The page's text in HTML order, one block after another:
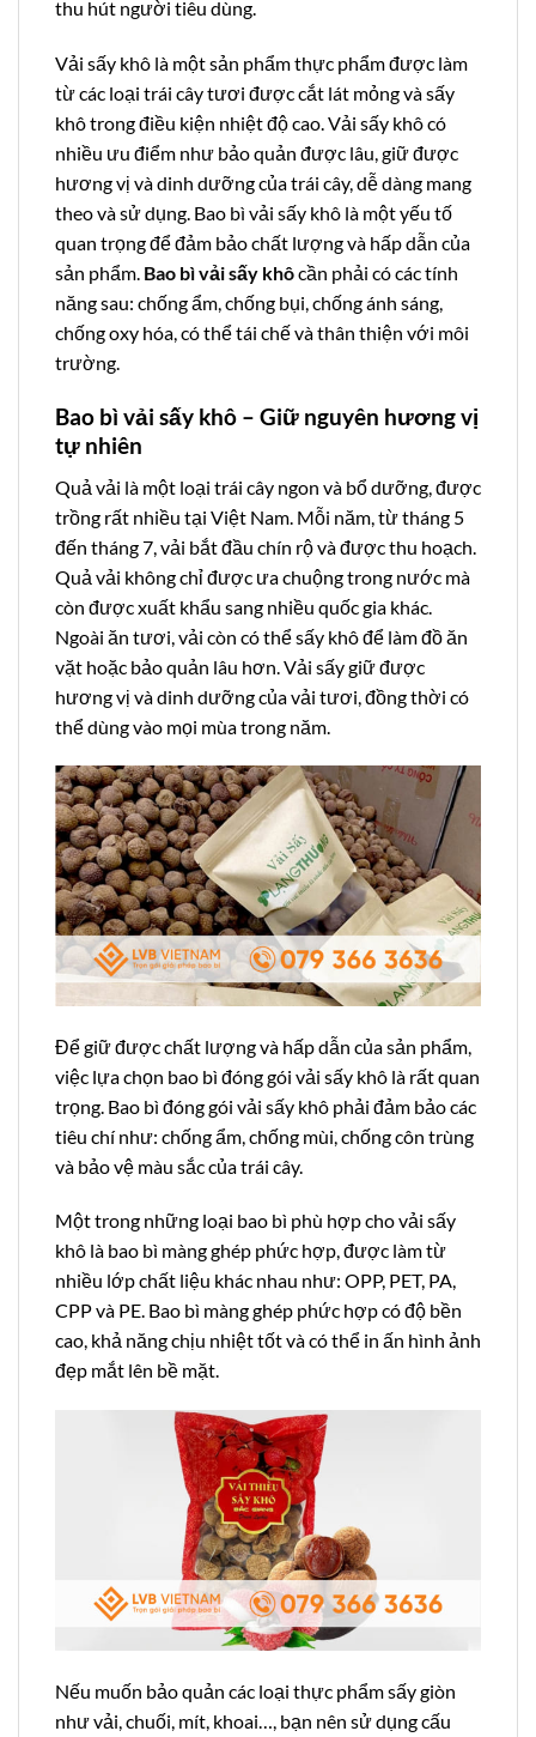
thu hút người tiêu dùng.
Vải sấy khô là một sản phẩm thực phẩm được làm
từ các loại trái cây tươi được cắt lát mỏng và sấy
khô trong điều kiện nhiệt độ cao. Vải sấy khô có
nhiều ưu điểm như bảo quản được lâu, giữ được
hương vị và dinh dưỡng của trái cây, dễ dàng mang
theo và sử dụng. Bao bì vải sấy khô là một yếu tố
quan trọng để đảm bảo chất lượng và hấp dẫn của
sản phẩm. Bao bì vải sấy khôcần phải có các tính
năng sau: chống ẩm, chống bụi, chống ánh sáng,
chống oxy hóa, có thể tái chế và thân thiện với môi
trường.
Bao bì vải sấy khô – Giữ nguyên hương vị
tự nhiên
Quả vải là một loại trái cây ngon và bổ dưỡng, được
trồng rất nhiều tại Việt Nam. Mỗi năm, từ tháng 5
đến tháng 7, vải bắt đầu chín rộ và được thu hoạch.
Quả vải không chỉ được ưa chuộng trong nước mà
còn được xuất khẩu sang nhiều quốc gia khác.
Ngoài ăn tươi, vải còn có thể sấy khô để làm đồ ăn
vặt hoặc bảo quản lâu hơn. Vải sấy giữ được
hương vị và dinh dưỡng của vải tươi, đồng thời có
thể dùng vào mọi mùa trong năm.
Để giữ được chất lượng và hấp dẫn của sản phẩm,
việc lựa chọn bao bì đóng gói vải sấy khô là rất quan
trọng. Bao bì đóng gói vải sấy khô phải đảm bảo các
tiêu chí như: chống ẩm, chống mùi, chống côn trùng
và bảo vệ màu sắc của trái cây.
Một trong những loại bao bì phù hợp cho vải sấy
khô là bao bì màng ghép phức hợp, được làm từ
nhiều lớp chất liệu khác nhau như: OPP, PET, PA,
CPP và PE. Bao bì màng ghép phức hợp có độ bền
cao, khả năng chịu nhiệt tốt và có thể in ấn hình ảnh
đẹp mắt lên bề mặt.
Nếu muốn bảo quản các loại thực phẩm sấy giòn
như vải, chuối, mít, khoai…, bạn nên sử dụng cấu